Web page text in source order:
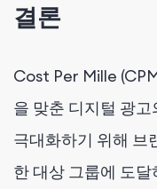
결론
Cost Per Mille
을 맞춘 디지털 광
극대화하기 위해 브
한 대상 그룹에 도